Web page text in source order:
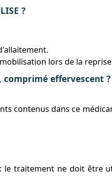
?
lors de la
comprimé effervescent ?
contenus dans ce
le traitement ne doit être